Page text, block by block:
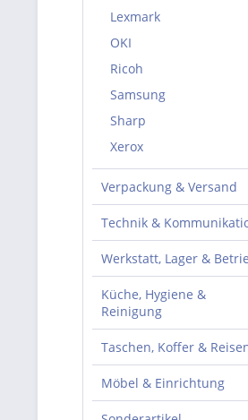
Lexmark
OKI
Ricoh
Samsung
Sharp
Xerox
Verpackung & Versand
Technik &
Werkstatt, Lager &
Küche, Hygiene &
Reinigung
Taschen, Koffer &
Möbel & Einrichtung